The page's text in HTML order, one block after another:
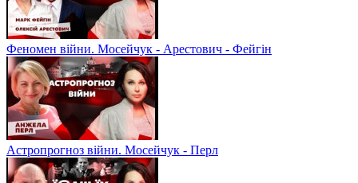
Феномен війни. Мосейчук - Арестович - Фейгін
Астропрогноз війни. Мосейчук - Перл